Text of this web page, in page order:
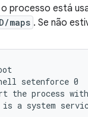
o processo está
maps . Se não
setenforce 0
the process